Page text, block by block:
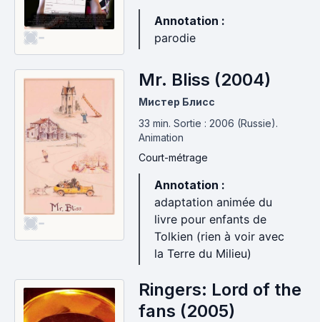
-
Annotation :
parodie
-
Mr. Bliss (2004)
Мистер Блисс
33 min. Sortie : 2006 (Russie).
Animation
Court-métrage
Annotation :
adaptation animée du
livre pour enfants de
Tolkien (rien à voir avec
la Terre du Milieu)
Ringers: Lord of the
fans (2005)